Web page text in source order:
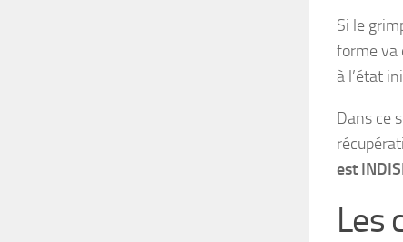
Si le
forme va
à l’état
Dans ce
est
Les